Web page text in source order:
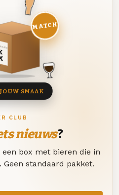
CLUB
nieuws?
een box met bieren die in
standaard pakket.
MATCH
JOUW SMAAK